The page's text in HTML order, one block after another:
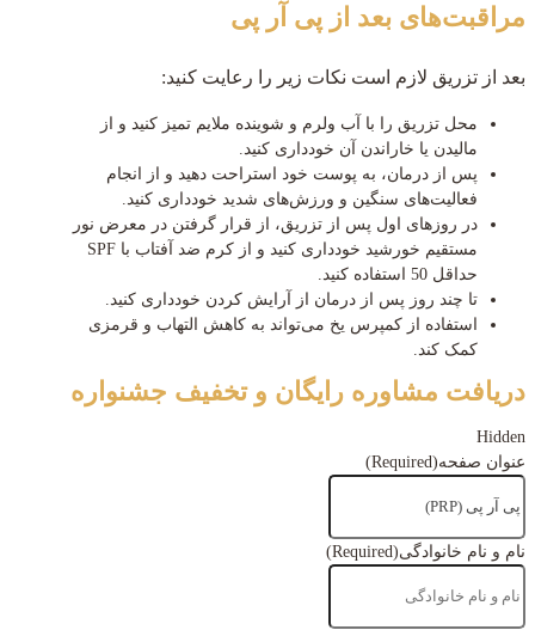
مراقبت‌های بعد از پی آر پی
بعد از تزریق لازم است نکات زیر را رعایت کنید:
محل تزریق را با آب ولرم و شوینده ملایم تمیز کنید و از
مالیدن یا خاراندن آن خودداری کنید.
پس از درمان، به پوست خود استراحت دهید و از انجام
فعالیت‌های سنگین و ورزش‌های شدید خودداری کنید.
در روزهای اول پس از تزریق، از قرار گرفتن در معرض نور
مستقیم خورشید خودداری کنید و از کرم ضد آفتاب با SPF
حداقل 50 استفاده کنید.
تا چند روز پس از درمان از آرایش کردن خودداری کنید.
استفاده از کمپرس یخ می‌تواند به کاهش التهاب و قرمزی
کمک کند.
دریافت مشاوره رایگان و تخفیف جشنواره
Hidden
عنوان صفحه(Required)
نام و نام خانوادگی(Required)